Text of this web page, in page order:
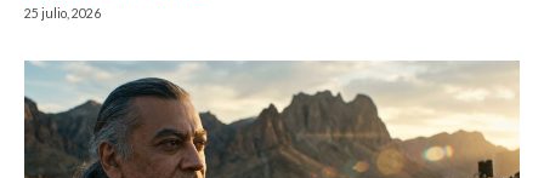
25 julio, 2026